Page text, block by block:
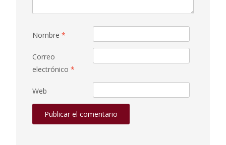
Nombre *
Correo
electrónico *
Web